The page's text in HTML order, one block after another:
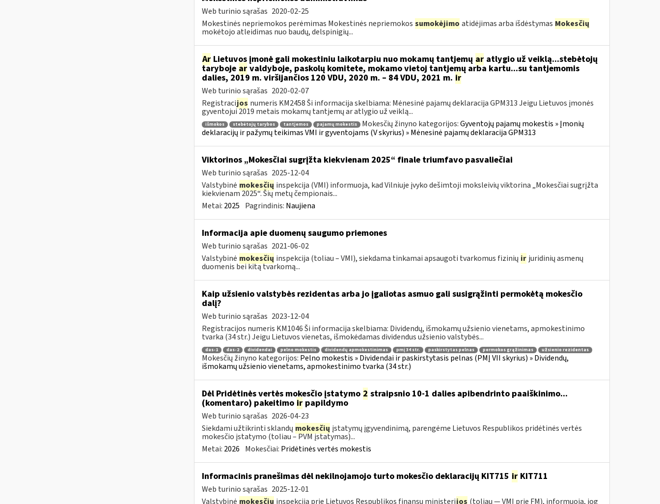
Web turinio sąrašas 2020-02-25
Mokestinės nepriemokos perėmimas Mokestinės nepriemokos sumokėjimo atidėjimas arba išdėstymas Mokesčių
mokėtojo atleidimas nuo baudų, delspinigių...
ArLietuvos įmonė gali mokestiniu laikotarpiu nuo mokamų tantjemų aratlygio už veiklą...stebėtojų
taryboje arvaldyboje, paskolų komitete, mokamo vietoj tantjemų arba kartu...su tantjemomis
dalies, 2019 m. viršijančios 120 VDU, 2020 m. – 84 VDU, 2021 m. ir
Web turinio sąrašas 2020-02-07
Registracijos numeris KM2458 Ši informacija skelbiama: Mėnesinė pajamų deklaracija GPM313 Jeigu Lietuvos įmonės
gyventojui 2019 metais mokamų tantjemų ar atlygio už veiklą...
išmokos stebėtojų tarybos tantjemos pajamų mokestis Mokesčių žinyno kategorijos:Gyventojų pajamų mokestis » Įmonių
deklaracijų ir pažymų teikimas VMI ir gyventojams (V skyrius) » Mėnesinė pajamų deklaracija GPM313
Viktorinos „Mokesčiai sugrįžta kiekvienam 2025“ finale triumfavo pasvaliečiai
Web turinio sąrašas 2025-12-04
Valstybinė mokesčių inspekcija (VMI) informuoja, kad Vilniuje įvyko dešimtoji moksleivių viktorina „Mokesčiai sugrįžta
kiekvienam 2025“. Šių metų čempionais...
Metai: 2025 Pagrindinis: Naujiena
Informacija apie duomenų saugumo priemones
Web turinio sąrašas 2021-06-02
Valstybinė mokesčių inspekcija (toliau – VMI), siekdama tinkamai apsaugoti tvarkomus fizinių ir juridinių asmenų
duomenis bei kitą tvarkomą...
Kaip užsienio valstybės rezidentas arba jo įgaliotas asmuo gali susigrąžinti permokėtą mokesčio
dalį?
Web turinio sąrašas 2023-12-04
Registracijos numeris KM1046 Ši informacija skelbiama: Dividendų, išmokamų užsienio vienetams, apmokestinimo
tvarka (34 str.) Jeigu Lietuvos vienetas, išmokėdamas dividendus užsienio valstybės...
das-1 das-2 dividendai pelno mokestis dividendų apmokestinimas pmį 34 str. paskirstytas pelnas permokos grąžinimas užsienio rezidentas
Mokesčių žinyno kategorijos: Pelno mokestis » Dividendai ir paskirstytasis pelnas (PMĮ VII skyrius) » Dividendų,
išmokamų užsienio vienetams, apmokestinimo tvarka (34 str.)
Dėl Pridėtinės vertės mokesčio įstatymo 2 straipsnio 10-1 dalies apibendrinto paaiškinimo...
(komentaro) pakeitimo irpapildymo
Web turinio sąrašas 2026-04-23
Siekdami užtikrinti sklandų mokesčių įstatymų įgyvendinimą, parengėme Lietuvos Respublikos pridėtinės vertės
mokesčio įstatymo (toliau – PVM įstatymas)...
Metai: 2026 Mokesčiai: Pridėtinės vertės mokestis
Informacinis pranešimas dėl nekilnojamojo turto mokesčio deklaracijų KIT715 irKIT711
Web turinio sąrašas 2025-12-01
Valstybinė mokesčių inspekcija prie Lietuvos Respublikos finansų ministerijos (toliau — VMI prie FM), informuoja, jog